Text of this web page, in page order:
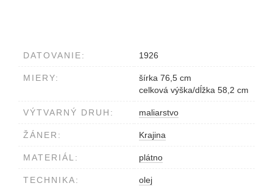
DATOVANIE: 1926
MIERY:
šírka 76,5 cm
celková výška/dĺžka 58,2 cm
VÝTVARNÝ DRUH: maliarstvo
ŽÁNER: Krajina
MATERIÁL: plátno
TECHNIKA: olej